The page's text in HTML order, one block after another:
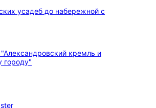
усадеб до набережной с